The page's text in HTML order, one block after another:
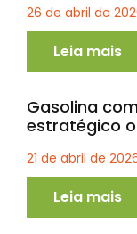
26 de abril de
Leia mais
Gasolina
estratégico
21 de abril de
Leia mais